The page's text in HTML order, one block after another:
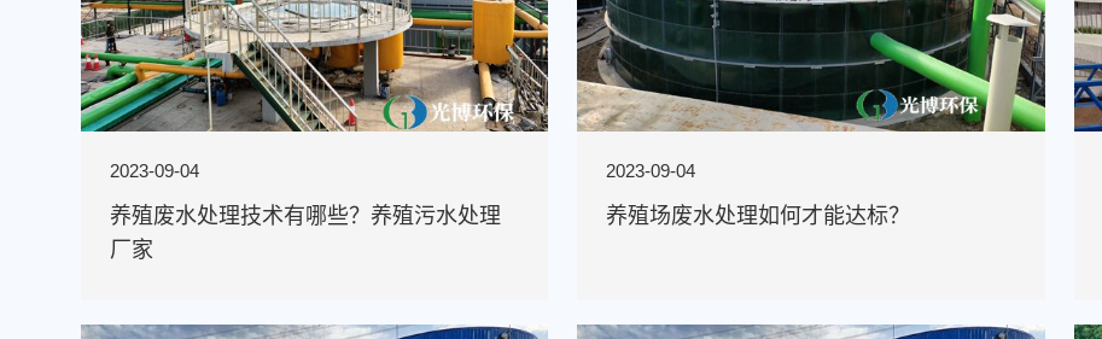
2023-09-04
养殖废水处理技术有哪些？养殖污水处理
厂家
2023-09-04
养殖场废水处理如何才能达标？